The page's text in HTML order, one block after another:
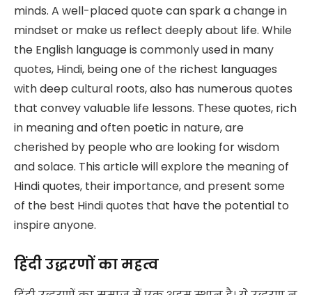
minds. A well-placed quote can spark a change in
mindset or make us reflect deeply about life. While
the English language is commonly used in many
quotes, Hindi, being one of the richest languages
with deep cultural roots, also has numerous quotes
that convey valuable life lessons. These quotes, rich
in meaning and often poetic in nature, are
cherished by people who are looking for wisdom
and solace. This article will explore the meaning of
Hindi quotes, their importance, and present some
of the best Hindi quotes that have the potential to
inspire anyone.
हिंदी उद्धरणों का महत्व